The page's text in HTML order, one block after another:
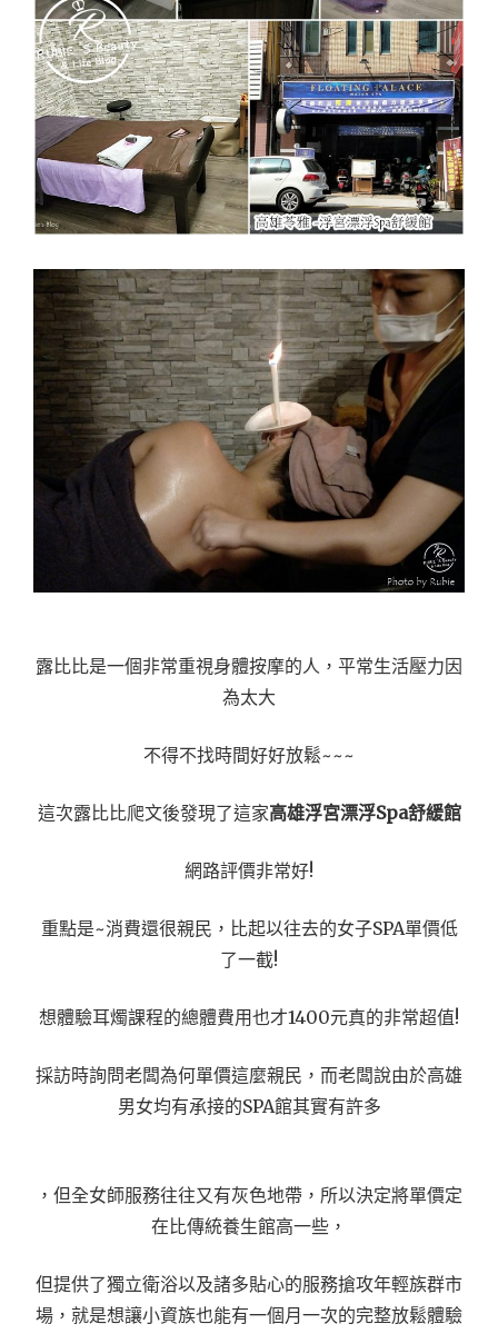
露比比是一個非常重視身體按摩的人，平常生活壓力因
為太大
不得不找時間好好放鬆~~~
這次露比比爬文後發現了這家高雄浮宮漂浮Spa舒緩館
網路評價非常好!
重點是~消費還很親民，比起以往去的女子SPA單價低
了一截!
想體驗耳燭課程的總體費用也才1400元真的非常超值!
採訪時詢問老闆為何單價這麼親民，而老闆說由於高雄
男女均有承接的SPA館其實有許多
，但全女師服務往往又有灰色地帶，所以決定將單價定
在比傳統養生館高一些，
但提供了獨立衛浴以及諸多貼心的服務搶攻年輕族群市
場，就是想讓小資族也能有一個月一次的完整放鬆體驗